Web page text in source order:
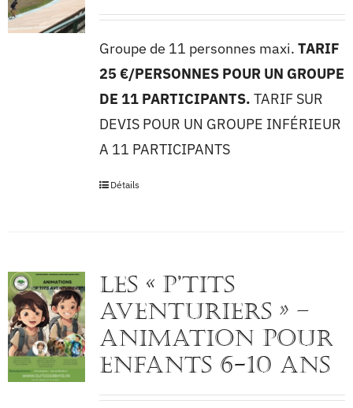
Groupe de 11 personnes maxi. TARIF
25 €/PERSONNES POUR UN GROUPE
DE 11 PARTICIPANTS. TARIF SUR
DEVIS POUR UN GROUPE INFÉRIEUR
A 11 PARTICIPANTS
Détails
Les « p’tits
aventuriers » –
Animation pour
enfants 6-10 ans